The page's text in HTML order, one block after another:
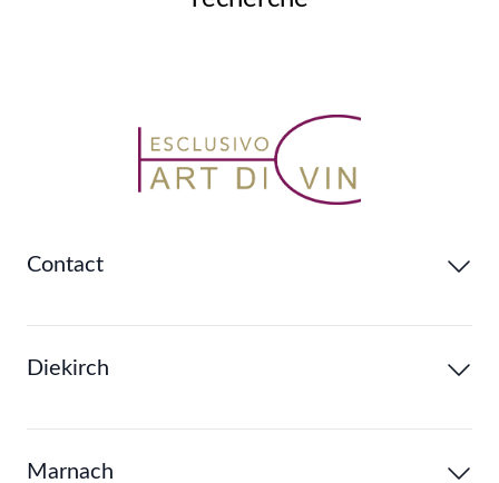
Contact
Diekirch
Marnach